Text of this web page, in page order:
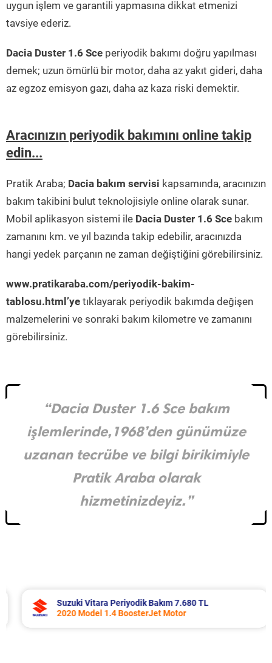
uygun işlem ve garantili yapmasına dikkat etmenizi
tavsiye ederiz.
Dacia Duster 1.6 Sce periyodik bakımı doğru yapılması
demek; uzun ömürlü bir motor, daha az yakıt gideri, daha
az egzoz emisyon gazı, daha az kaza riski demektir.
Aracınızın periyodik bakımını online takip
edin...
Pratik Araba; Dacia bakım servisi kapsamında, aracınızın
bakım takibini bulut teknolojisiyle online olarak sunar.
Mobil aplikasyon sistemi ile Dacia Duster 1.6 Sce bakım
zamanını km. ve yıl bazında takip edebilir, aracınızda
hangi yedek parçanın ne zaman değiştiğini görebilirsiniz.
www.pratikaraba.com/periyodik-bakim-
tablosu.html’ye tıklayarak periyodik bakımda değişen
malzemelerini ve sonraki bakım kilometre ve zamanını
görebilirsiniz.
“Dacia Duster 1.6 Sce bakım
işlemlerinde,1968’den günümüze
uzanan tecrübe ve bilgi birikimiyle
Pratik Araba olarak
hizmetinizdeyiz.”
Suzuki Vitara Periyodik Bakım 7.680 TL
2020 Model 1.4 BoosterJet Motor